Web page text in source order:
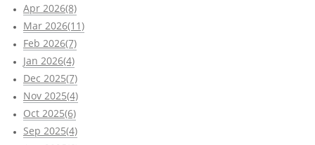
Apr 2026(8)
Mar 2026(11)
Feb 2026(7)
Jan 2026(4)
Dec 2025(7)
Nov 2025(4)
Oct 2025(6)
Sep 2025(4)